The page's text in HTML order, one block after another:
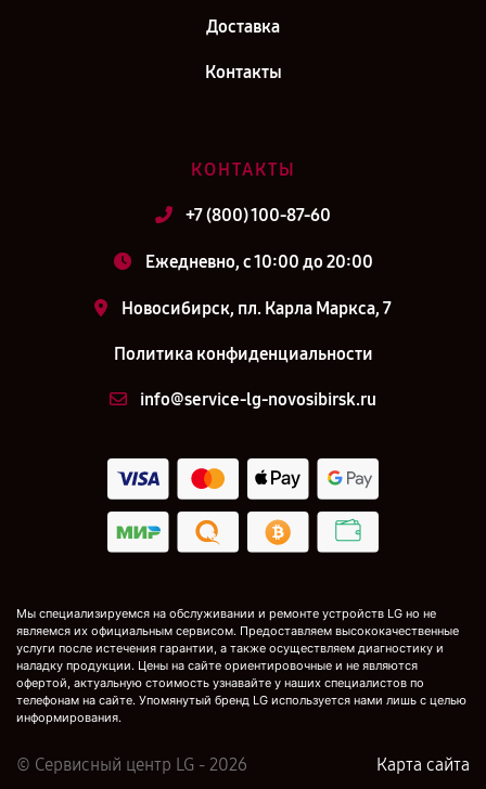
Доставка
Контакты
КОНТАКТЫ
+7 (800) 100-87-60
Ежедневно, с 10:00 до 20:00
Новосибирск, пл. Карла Маркса, 7
Политика конфиденциальности
info@service-lg-novosibirsk.ru
Мы специализируемся на обслуживании и ремонте устройств LG но не
являемся их официальным сервисом. Предоставляем высококачественные
услуги после истечения гарантии, а также осуществляем диагностику и
наладку продукции. Цены на сайте ориентировочные и не являются
офертой, актуальную стоимость узнавайте у наших специалистов по
телефонам на сайте. Упомянутый бренд LG используется нами лишь с целью
информирования.
© Сервисный центр LG - 2026 Карта сайта